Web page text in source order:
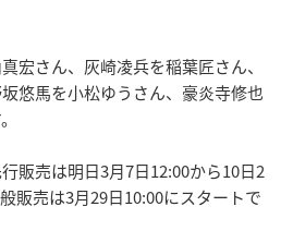
宏さん、灰崎凌兵を稲葉匠さん、
悠馬を小松ゆうさん、豪炎寺修也
販売は明日3月7日12:00から10日2
販売は3月29日10:00にスタートで